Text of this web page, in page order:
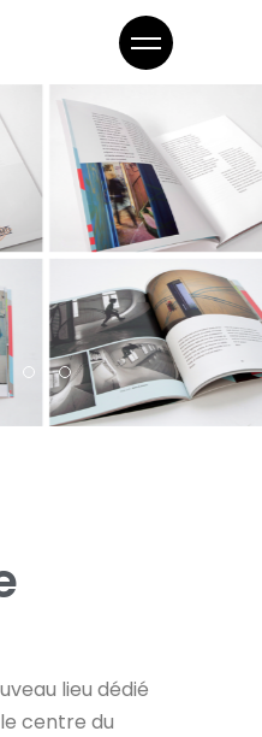
lieu dédié
centre du